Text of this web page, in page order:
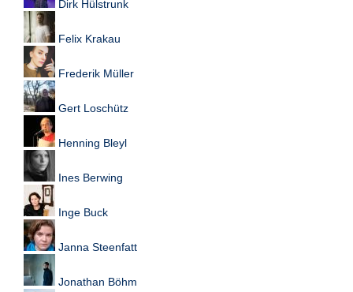
Dirk Hülstrunk
Felix Krakau
Frederik Müller
Gert Loschütz
Henning Bleyl
Ines Berwing
Inge Buck
Janna Steenfatt
Jonathan Böhm